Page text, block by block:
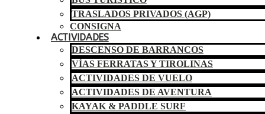
TRASLADOS PRIVADOS (AGP)
CONSIGNA
ACTIVIDADES
DESCENSO DE BARRANCOS
VÍAS FERRATAS Y TIROLINAS
ACTIVIDADES DE VUELO
ACTIVIDADES DE AVENTURA
KAYAK & PADDLE SURF